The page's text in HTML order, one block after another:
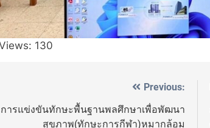
130
Previous:
การแข่งขันทักษะพื้นฐานพลศึกษาเพื่อพัฒนา
สุขภาพ(ทักษะการกีฬา)หมากล้อม